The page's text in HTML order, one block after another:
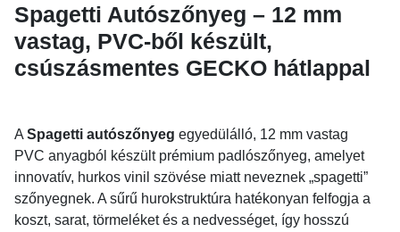
Spagetti Autószőnyeg – 12 mm
vastag, PVC-ből készült,
csúszásmentes GECKO hátlappal
A Spagetti autószőnyeg egyedülálló, 12 mm vastag
PVC anyagból készült prémium padlószőnyeg, amelyet
innovatív, hurkos vinil szövése miatt neveznek „spagetti”
szőnyegnek. A sűrű hurokstruktúra hatékonyan felfogja a
koszt, sarat, törmeléket és a nedvességet, így hosszú